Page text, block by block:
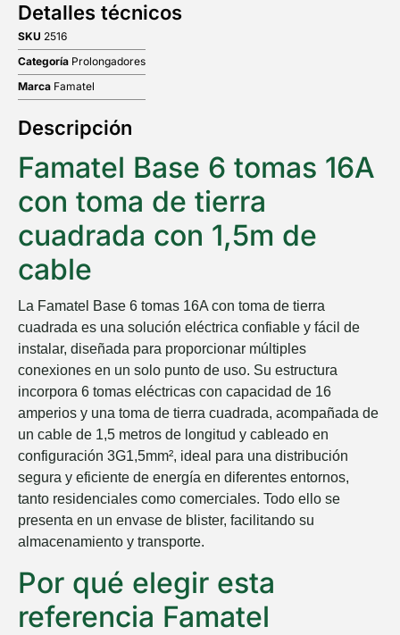
Detalles técnicos
SKU 2516
Categoría Prolongadores
Marca Famatel
Descripción
Famatel Base 6 tomas 16A
con toma de tierra
cuadrada con 1,5m de
cable
La Famatel Base 6 tomas 16A con toma de tierra
cuadrada es una solución eléctrica confiable y fácil de
instalar, diseñada para proporcionar múltiples
conexiones en un solo punto de uso. Su estructura
incorpora 6 tomas eléctricas con capacidad de 16
amperios y una toma de tierra cuadrada, acompañada de
un cable de 1,5 metros de longitud y cableado en
configuración 3G1,5mm², ideal para una distribución
segura y eficiente de energía en diferentes entornos,
tanto residenciales como comerciales. Todo ello se
presenta en un envase de blister, facilitando su
almacenamiento y transporte.
Por qué elegir esta
referencia Famatel
5% DESCUENTO
EN TU PRIMERA COMPRA